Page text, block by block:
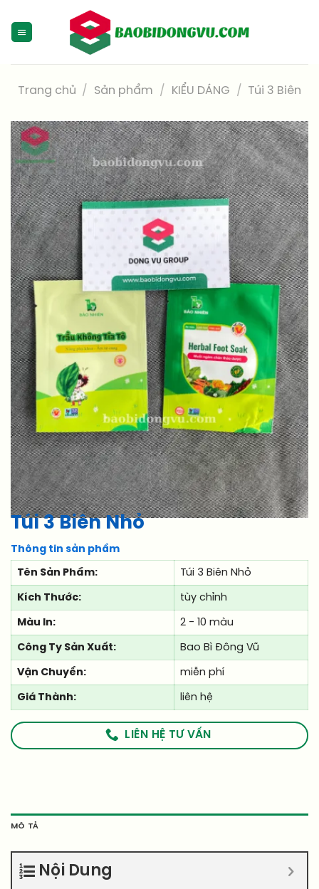
to
content
Trang chủ / Sản phẩm / KIỂU DÁNG / Túi 3 Biên
Túi 3 Biên Nhỏ
Thông tin sản phẩm
Tên Sản Phẩm: Túi 3 Biên Nhỏ
Kích Thước: tùy chỉnh
Màu In: 2 - 10 màu
Công Ty Sản Xuất: Bao Bì Đông Vũ
Vận Chuyển: miễn phí
Giá Thành: liên hệ
LIÊN HỆ TƯ VẤN
MÔ TẢ
Nội Dung